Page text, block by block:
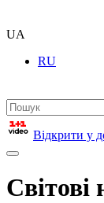
UA
RU
Відкрити у